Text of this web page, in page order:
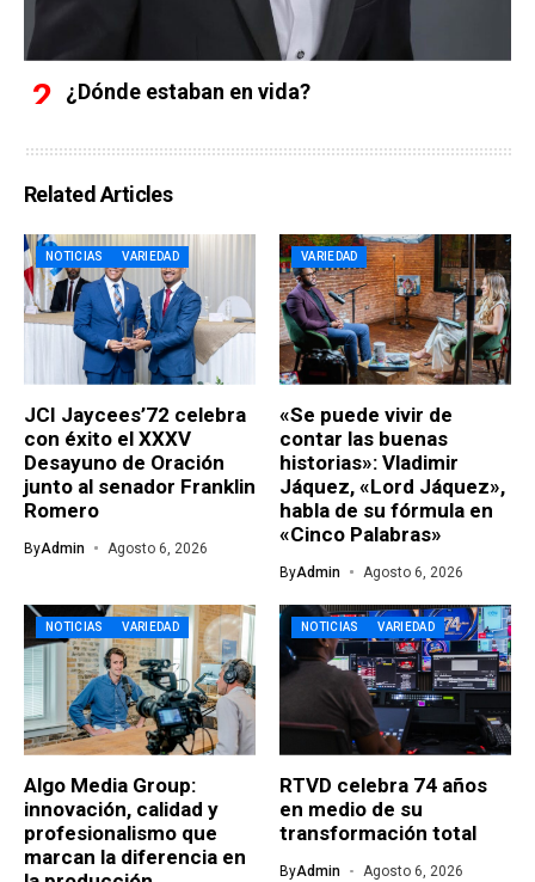
¿Dónde estaban en vida?
Related Articles
NOTICIAS VARIEDAD
JCI Jaycees’72 celebra
con éxito el XXXV
Desayuno de Oración
junto al senador Franklin
Romero
ByAdmin Agosto 6, 2026
VARIEDAD
«Se puede vivir de
contar las buenas
historias»: Vladimir
Jáquez, «Lord Jáquez»,
habla de su fórmula en
«Cinco Palabras»
ByAdmin Agosto 6, 2026
NOTICIAS VARIEDAD
Algo Media Group:
innovación, calidad y
profesionalismo que
marcan la diferencia en
NOTICIAS VARIEDAD
RTVD celebra 74 años
en medio de su
transformación total
ByAdmin Agosto 6, 2026